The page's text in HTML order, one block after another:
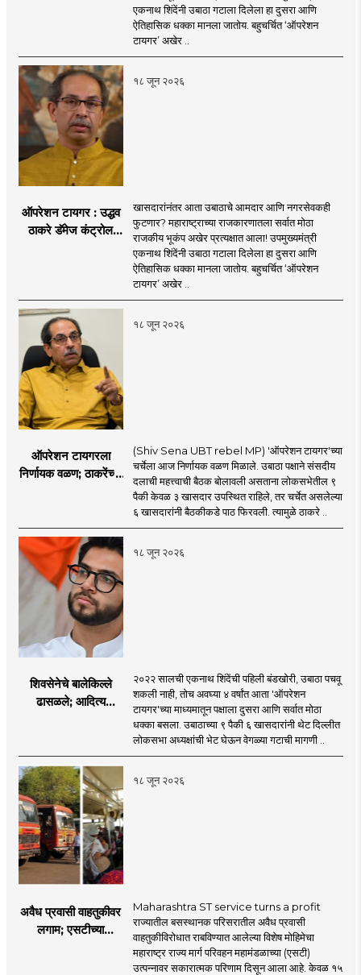
एकनाथ शिंदेंनी उबाठा गटाला दिलेला हा दुसरा आणि
ऐतिहासिक धक्का मानला जातोय. बहुचर्चित ‘ऑपरेशन
टायगर’ अखेर ..
१८ जून २०२६
ऑपरेशन टायगर : उद्धव
ठाकरे डॅमेज कंट्रोल
शिंदेंकडे जाण्याच्या चर्चा
सुरू
खासदारांनंतर आता उबाठाचे आमदार आणि नगरसेवकही
फुटणार? महाराष्ट्राच्या राजकारणातला सर्वात मोठा
राजकीय भूकंप अखेर प्रत्यक्षात आला! उपमुख्यमंत्री
एकनाथ शिंदेंनी उबाठा गटाला दिलेला हा दुसरा आणि
ऐतिहासिक धक्का मानला जातोय. बहुचर्चित ‘ऑपरेशन
टायगर’ अखेर ..
१८ जून २०२६
ऑपरेशन टायगरला
निर्णायक वळण; ठाकरेंच्या
विलीन होण्याचा प्रस्ताव?
(Shiv Sena UBT rebel MP) 'ऑपरेशन टायगर'च्या
चर्चेला आज निर्णायक वळण मिळाले. उबाठा पक्षाने संसदीय
दलाची महत्त्वाची बैठक बोलावली असताना लोकसभेतील ९
पैकी केवळ ३ खासदार उपस्थित राहिले, तर चर्चेत असलेल्या
६ खासदारांनी बैठकीकडे पाठ फिरवली. त्यामुळे ठाकरे ..
१८ जून २०२६
शिवसेनेचे बालेकिल्ले
ढासळले; आदित्य
नेमका कुठे चुकला?
२०२२ सालची एकनाथ शिंदेंची पहिली बंडखोरी, उबाठा पचवू
शकली नाही, तोच अवघ्या ४ वर्षांत आता 'ऑपरेशन
टायगर'च्या माध्यमातून पक्षाला दुसरा आणि सर्वात मोठा
धक्का बसला. उबाठाच्या ९ पैकी ६ खासदारांनी थेट दिल्लीत
लोकसभा अध्यक्षांची भेट घेऊन वेगळ्या गटाची मागणी ..
१८ जून २०२६
अवैध प्रवासी वाहतुकीवर
लगाम; एसटीच्या
Maharashtra ST service turns a profit
राज्यातील बसस्थानक परिसरातील अवैध प्रवासी
वाहतुकीविरोधात राबविण्यात आलेल्या विशेष मोहिमेचा
महाराष्ट्र राज्य मार्ग परिवहन महामंडळाच्या (एसटी)
उत्पन्नावर सकारात्मक परिणाम दिसून आला आहे. केवळ १५